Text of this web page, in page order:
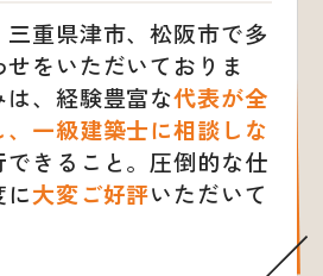
重県津市、松阪市で多
をいただいておりま
は、経験豊富な代表が全
一級建築士に相談しな
できること。圧倒的な仕
大変ご好評いただいて